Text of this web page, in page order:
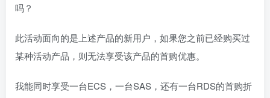
吗？
此活动面向的是上述产品的新用户，如果您之前已经购买过
某种活动产品，则无法享受该产品的首购优惠。
我能同时享受一台ECS，一台SAS，还有一台RDS的首购折